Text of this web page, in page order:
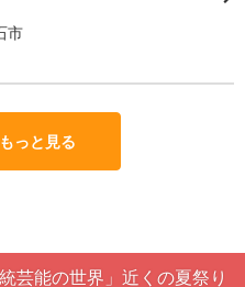
市
っと見る
芸能の世界」近くの夏祭り